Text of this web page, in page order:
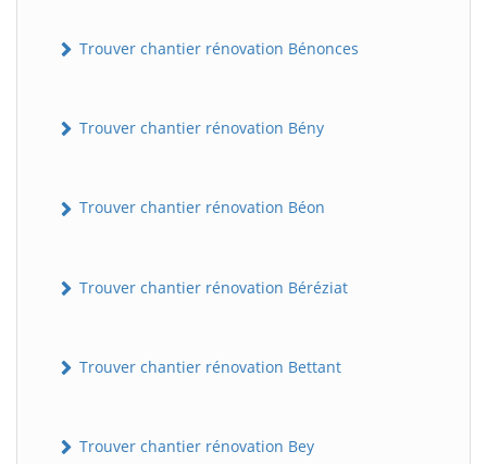
Trouver chantier rénovation Bénonces
Trouver chantier rénovation Bény
Trouver chantier rénovation Béon
Trouver chantier rénovation Béréziat
Trouver chantier rénovation Bettant
Trouver chantier rénovation Bey